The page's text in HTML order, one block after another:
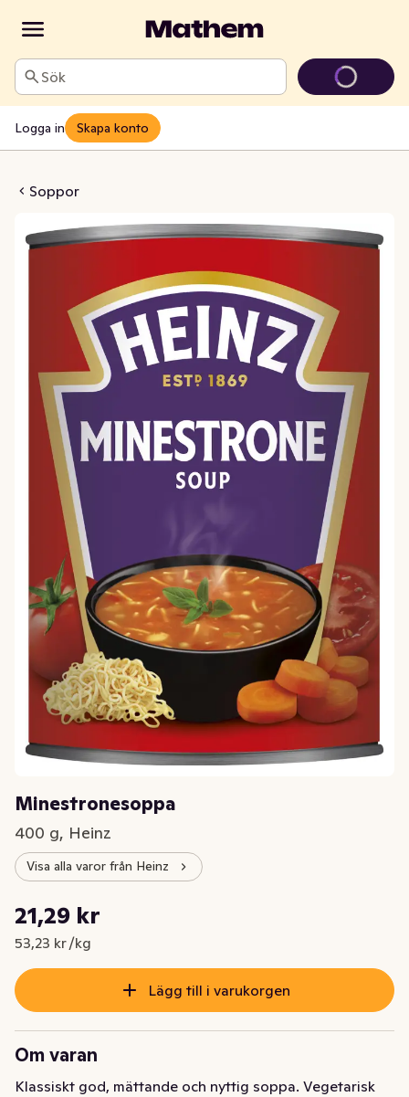
Sök
Logga in Skapa konto
Soppor
Minestronesoppa
400 g, Heinz
Visa alla varor från Heinz
Nuvarande pris är: 21,29 kr
21,29 kr
53,23 kr /kg
Styckpris: 53,23 kr /kg
Lägg till i varukorgen
Om varan
Klassiskt god, mättande och nyttig soppa. Vegetarisk